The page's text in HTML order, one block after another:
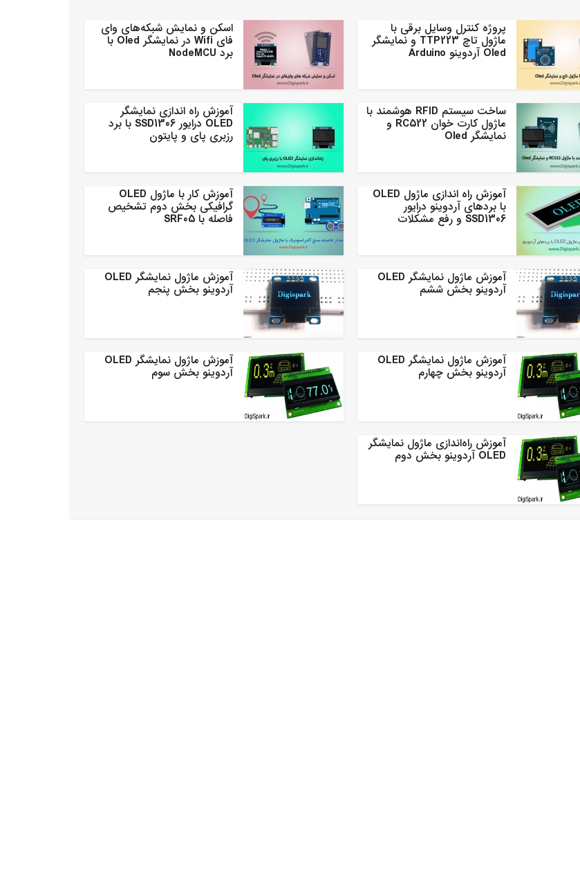
پروژه کنترل وسایل برقی با
ماژول تاچ TTP223 و نمایشگر
Oled آردوینو Arduino
اسکن و نمایش شبکه‌های وای
فای Wifi در نمایشگر Oled با
برد NodeMCU
ساخت سیستم RFID هوشمند با
ماژول کارت خوان RC522 و
نمایشگر Oled
آموزش راه اندازی نمایشگر
OLED درایور SSD1306 با برد
رزبری پای و پایتون
آموزش راه اندازی ماژول OLED
با بردهای آردوینو درایور
SSD1306 و رفع مشکلات
آموزش کار با ماژول OLED
گرافیکی بخش دوم تشخیص
فاصله با SRF05
آموزش ماژول نمایشگر OLED
آردوینو بخش ششم
آموزش ماژول نمایشگر OLED
آردوینو بخش پنجم
آموزش ماژول نمایشگر OLED
آردوینو بخش چهارم
آموزش ماژول نمایشگر OLED
آردوینو بخش سوم
آموزش راه‌اندازی ماژول نمایشگر
OLED آردوینو بخش دوم